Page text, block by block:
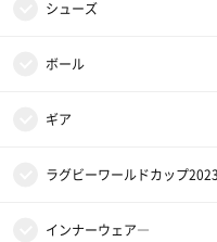
シャツ
パンツ・スパッツ
ソックス
インナー
シューズ
取替式スパイク
その他小物・アクセサリ
ボール
5号ボール
マスコットボール
ギア
ヘッドギア
ショルダーガード
ラグビーワールドカップ
インナーウェア―